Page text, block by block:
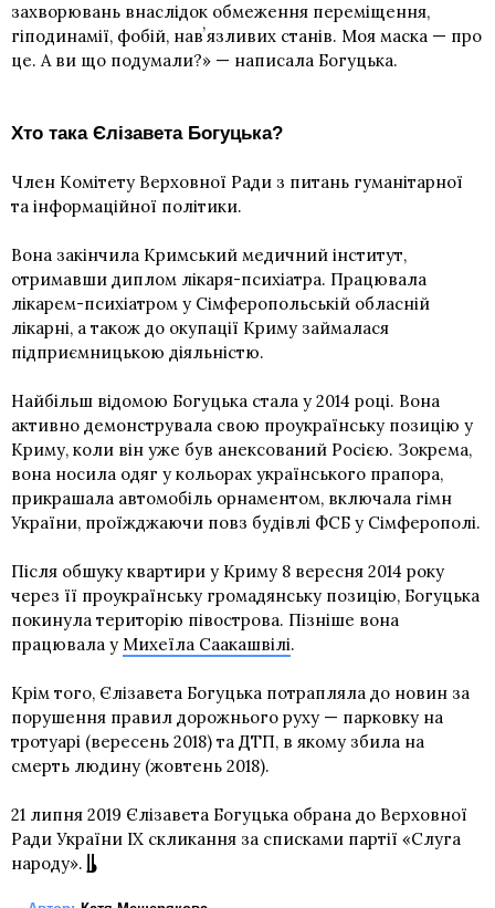
захворювань внаслідок обмеження переміщення,
гіподинамії, фобій, навʼязливих станів. Моя маска — про
це. А ви що подумали?» — написала Богуцька.
Хто така Єлізавета Богуцька?
Член Комітету Верховної Ради з питань гуманітарної
та інформаційної політики.
Вона закінчила Кримський медичний інститут,
отримавши диплом лікаря-психіатра. Працювала
лікарем-психіатром у Сімферопольській обласній
лікарні, а також до окупації Криму займалася
підприємницькою діяльністю.
Найбільш відомою Богуцька стала у 2014 році. Вона
активно демонструвала свою проукраїнську позицію у
Криму, коли він уже був анексований Росією. Зокрема,
вона носила одяг у кольорах українського прапора,
прикрашала автомобіль орнаментом, включала гімн
України, проїжджаючи повз будівлі ФСБ у Сімферополі.
Після обшуку квартири у Криму 8 вересня 2014 року
через її проукраїнську громадянську позицію, Богуцька
покинула територію півострова. Пізніше вона
працювала у Михеїла Саакашвілі.
Крім того, Єлізавета Богуцька потрапляла до новин за
порушення правил дорожнього руху — парковку на
тротуарі (вересень 2018) та ДТП, в якому збила на
смерть людину (жовтень 2018).
21 липня 2019 Єлізавета Богуцька обрана до Верховної
Ради України IX скликання за списками партії «Слуга
народу».